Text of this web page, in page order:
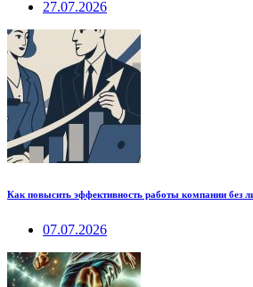
27.07.2026
Как повысить эффективность работы компании без
07.07.2026